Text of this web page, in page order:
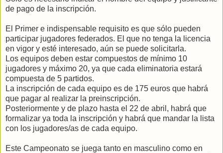
de pago de la inscripción.
El Primer e indispensable requisito es que sólo pueden
participar jugadores federados. El que no tenga la licencia
en vigor y esté interesado, aún se puede solicitarla.
Los equipos deben estar compuestos de mínimo 10
jugadores y máximo 20, ya que cada eliminatoria estará
compuesta de 5 partidos.
La inscripción de cada equipo es de 175 euros que habrá
que pagar al realizar la preinscripción.
Posteriormente y de plazo hasta el 22 de abril, habrá que
formalizar ya toda la inscripción y habrá que mandar la lista
con los jugadores/as de cada equipo.
Este Campeonato se juega tanto en masculino como en